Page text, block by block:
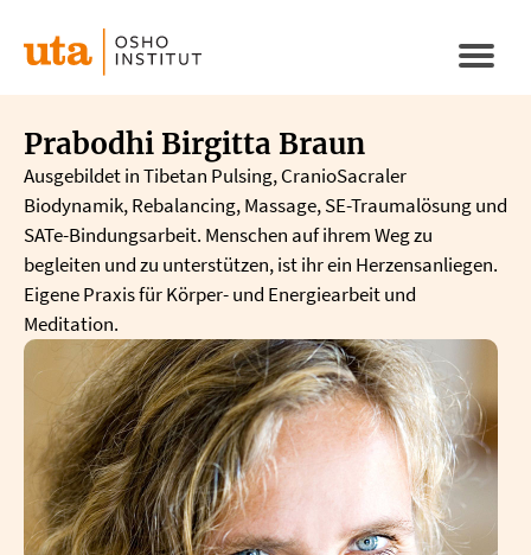
zum
Inhalt
Prabodhi Birgitta Braun
Ausgebildet in Tibetan Pulsing, CranioSacraler
Biodynamik, Rebalancing, Massage, SE-Traumalösung und
SATe-Bindungsarbeit. Menschen auf ihrem Weg zu
begleiten und zu unterstützen, ist ihr ein Herzensanliegen.
Eigene Praxis für Körper- und Energiearbeit und
Meditation.